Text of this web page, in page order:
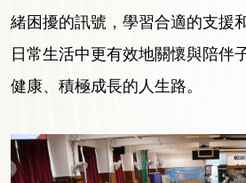
緒困擾的訊號，學習合適的支援
日常生活中更有效地關懷與陪伴
健康、積極成長的人生路。